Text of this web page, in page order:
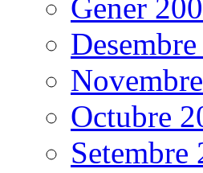
Gener
Octubre
Setembre